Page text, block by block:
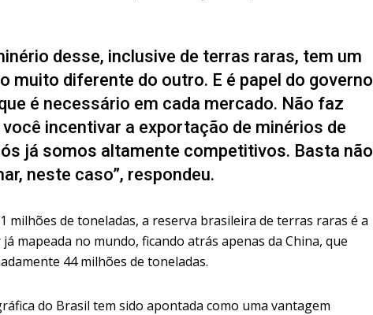
desse, inclusive de terras raras, tem um
muito diferente do outro. E é papel do governo
é necessário em cada mercado. Não faz
incentivar a exportação de minérios de
já somos altamente competitivos. Basta não
neste caso”, respondeu.
milhões de toneladas, a reserva brasileira de terras raras é a
mapeada no mundo, ficando atrás apenas da China, que
44 milhões de toneladas.
do Brasil tem sido apontada como uma vantagem